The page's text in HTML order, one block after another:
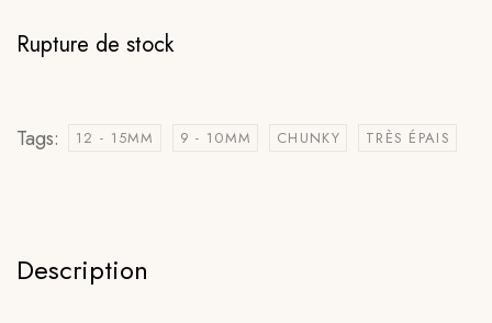
Rupture de stock
Tags: 12 - 15MM 9 - 10MM CHUNKY TRÈS ÉPAIS
Description